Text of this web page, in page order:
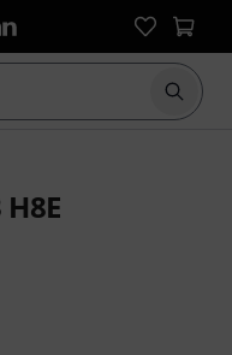
Suche
5 Kundenbewertungen